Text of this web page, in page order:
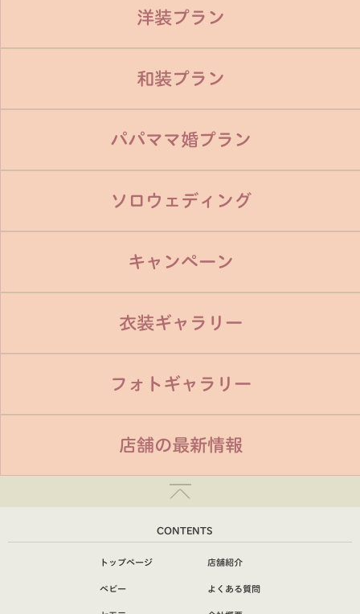
洋装プラン
和装プラン
パパママ婚プラン
ソロウェディング
キャンペーン
衣装ギャラリー
フォトギャラリー
店舗の最新情報
CONTENTS
トップページ
ベビー
店舗紹介
よくある質問